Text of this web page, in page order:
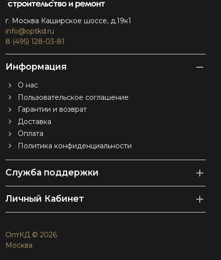
г. Москва Каширское шоссе, д.19к1
info@optkd.ru
8 (495) 128-03-81
Информация
О нас
Пользовательское соглашение
Гарантии и возврат
Доставка
Оплата
Политика конфиденциальности
Служба поддержки
Личный Кабинет
ОптКД © 2026.
Москва